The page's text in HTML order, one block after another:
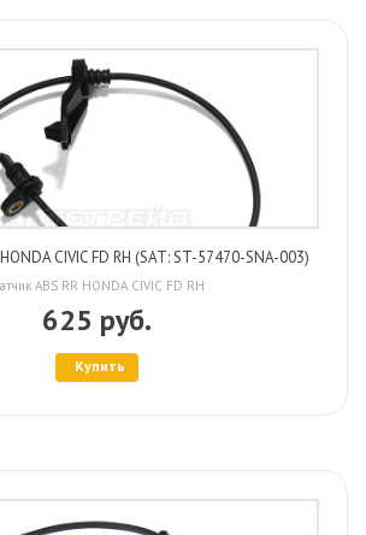
CIVIC FD RH (SAT: ST-57470-SNA-003)
ABS RR HONDA CIVIC FD RH
625 руб.
Купить